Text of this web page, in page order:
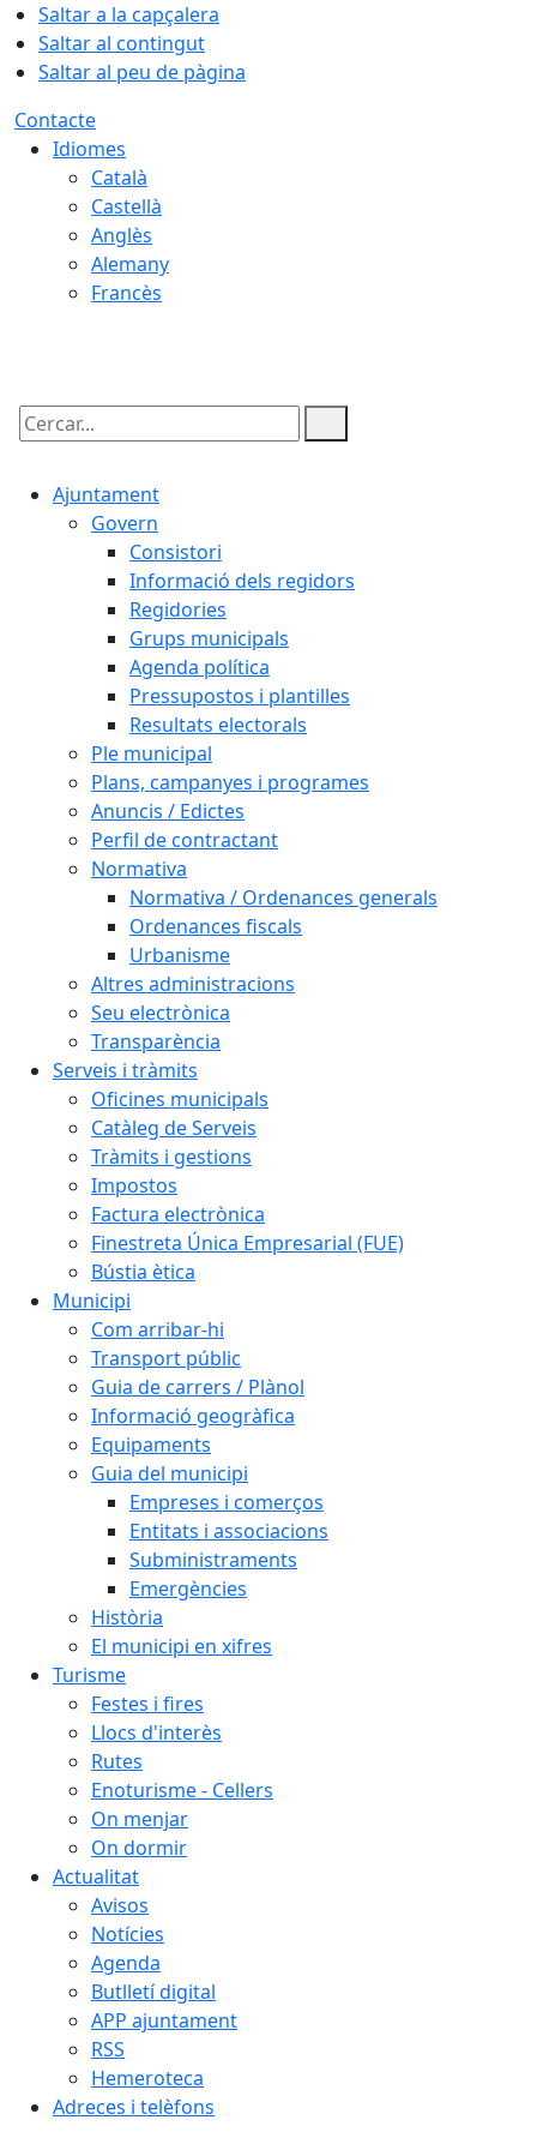
Saltar a la capçalera
Saltar al contingut
Saltar al peu de pàgina
Contacte
Idiomes
Català
Castellà
Anglès
Alemany
Francès
Cercar:
Ajuntament
Govern
Consistori
Informació dels regidors
Regidories
Grups municipals
Agenda política
Pressupostos i plantilles
Resultats electorals
Ple municipal
Plans, campanyes i programes
Anuncis / Edictes
Perfil de contractant
Normativa
Normativa / Ordenances generals
Ordenances fiscals
Urbanisme
Altres administracions
Seu electrònica
Transparència
Serveis i tràmits
Oficines municipals
Catàleg de Serveis
Tràmits i gestions
Impostos
Factura electrònica
Finestreta Única Empresarial (FUE)
Bústia ètica
Municipi
Com arribar-hi
Transport públic
Guia de carrers / Plànol
Informació geogràfica
Equipaments
Guia del municipi
Empreses i comerços
Entitats i associacions
Subministraments
Emergències
Història
El municipi en xifres
Turisme
Festes i fires
Llocs d'interès
Rutes
Enoturisme - Cellers
On menjar
On dormir
Actualitat
Avisos
Notícies
Agenda
Butlletí digital
APP ajuntament
RSS
Hemeroteca
Adreces i telèfons